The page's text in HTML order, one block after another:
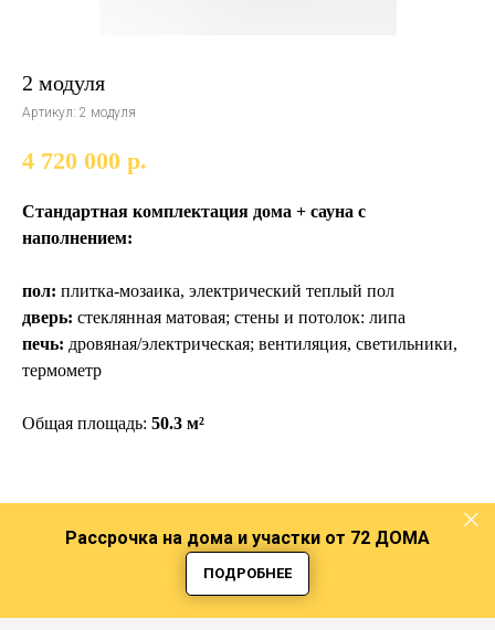
2 модуля
Артикул: 2 модуля
4 720 000 р.
Стандартная комплектация дома + сауна с
наполнением:
пол: плитка-мозаика, электрический теплый пол
дверь: стеклянная матовая; стены и потолок: липа
печь: дровяная/электрическая; вентиляция, светильники,
термометр
Общая площадь: 50.3 м²
Рассрочка на дома и участки от 72 ДОМА
ПОДРОБНЕЕ